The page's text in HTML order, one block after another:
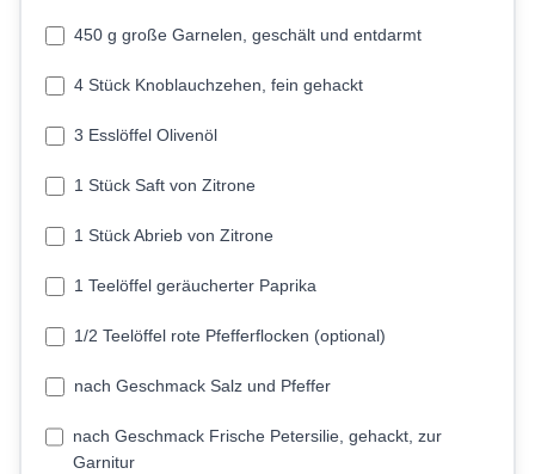
450 g große Garnelen, geschält und entdarmt
4 Stück Knoblauchzehen, fein gehackt
3 Esslöffel Olivenöl
1 Stück Saft von Zitrone
1 Stück Abrieb von Zitrone
1 Teelöffel geräucherter Paprika
1/2 Teelöffel rote Pfefferflocken (optional)
nach Geschmack Salz und Pfeffer
nach Geschmack Frische Petersilie, gehackt, zur
Garnitur